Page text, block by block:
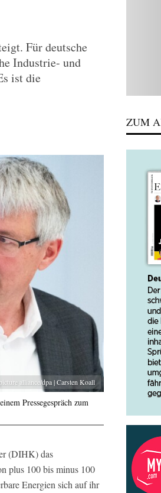
Für deutsche
Industrie- und
ist die
picture alliance/dpa | Carsten Koall
Pressegespräch zum
(DIHK) das
plus 100 bis minus 100
Energien sich auf ihr
ZUM